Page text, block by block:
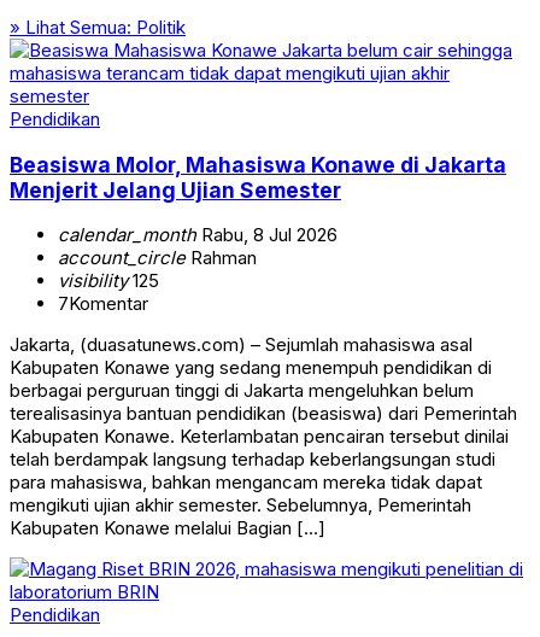
» Lihat Semua: Politik
Pendidikan
Beasiswa Molor, Mahasiswa Konawe di Jakarta
Menjerit Jelang Ujian Semester
calendar_monthRabu, 8 Jul 2026
account_circleRahman
visibility125
7Komentar
Jakarta, (duasatunews.com) – Sejumlah mahasiswa asal
Kabupaten Konawe yang sedang menempuh pendidikan di
berbagai perguruan tinggi di Jakarta mengeluhkan belum
terealisasinya bantuan pendidikan (beasiswa) dari Pemerintah
Kabupaten Konawe. Keterlambatan pencairan tersebut dinilai
telah berdampak langsung terhadap keberlangsungan studi
para mahasiswa, bahkan mengancam mereka tidak dapat
mengikuti ujian akhir semester. Sebelumnya, Pemerintah
Kabupaten Konawe melalui Bagian […]
Pendidikan